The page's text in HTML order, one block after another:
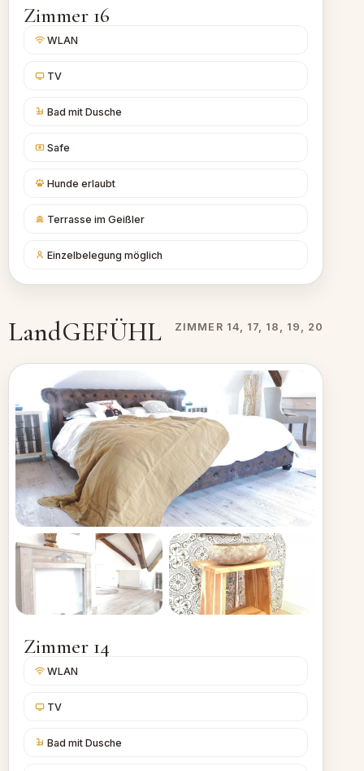
Zimmer 16
WLAN
TV
Bad mit Dusche
Safe
Hunde erlaubt
Terrasse im Geißler
Einzelbelegung möglich
LandGEFÜHL ZIMMER 14, 17, 18, 19, 20
Zimmer 14
WLAN
TV
Bad mit Dusche